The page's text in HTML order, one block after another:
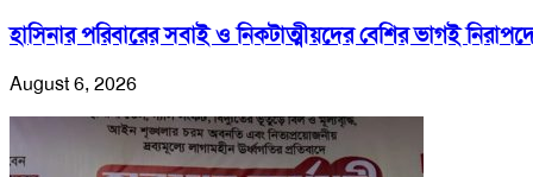
হাসিনার পরিবারের সবাই ও নিকটাত্মীয়দের বেশির ভাগই
August 6, 2026